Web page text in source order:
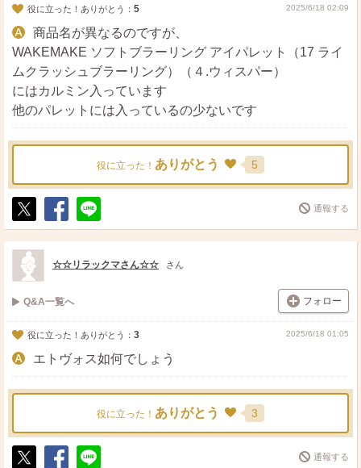
役に立った！ありがとう： 5 2025/6/18 02:09
商品名が異なるのですが、
WAKEMAKE ソフトブラーリング アイパレット（17 ライ
ムクラッシュブラーリング）（４.ウィスパー）
にはカルミン入っています
他のパレットには入っているの少ないです
役に立った！ ありがとう 5
ポ
ス
ト
シ
ェ
送
る
通報する
☆☆リラックマさん☆☆ さん
Q&A一覧へ フォロー
役に立った！ありがとう： 3 2025/6/18 01:05
エトヴォス如何でしょう
役に立った！ ありがとう 3
通報する